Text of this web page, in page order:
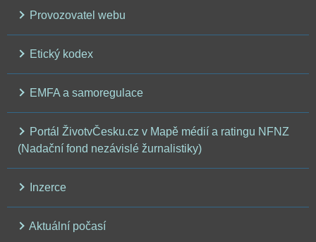
Provozovatel webu
Etický kodex
EMFA a samoregulace
Portál ŽivotvČesku.cz v Mapě médií a ratingu NFNZ
(Nadační fond nezávislé žurnalistiky)
Inzerce
Aktuální počasí